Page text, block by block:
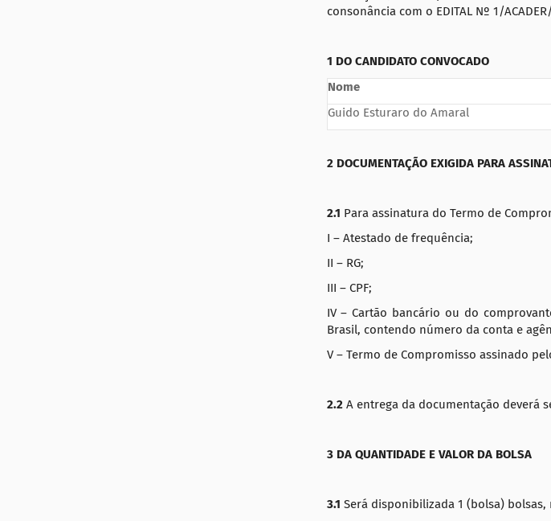
consonância com o EDITAL Nº 1/
1 DO CANDIDATO CONVOCADO
Nome
Guido Esturaro do Amaral
2 DOCUMENTAÇÃO EXIGIDA PARA
2.1 Para assinatura do Termo de
I – Atestado de frequência;
II – RG;
III – CPF;
IV – Cartão bancário ou do
Brasil, contendo número da conta e
V – Termo de Compromisso assinado
2.2 A entrega da documentação deverá
3 DA QUANTIDADE E VALOR DA BOLSA
3.1 Será disponibilizada 1 (bolsa) bolsas,